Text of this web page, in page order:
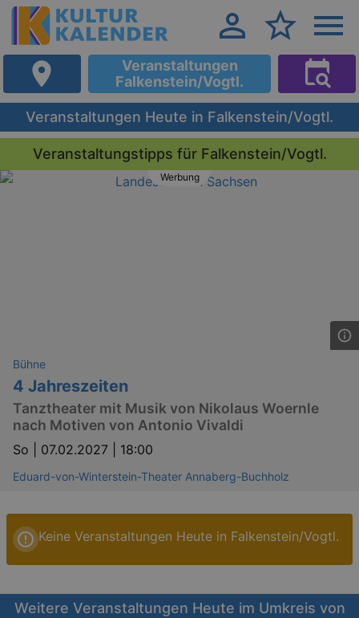
Veranstaltungen
Falkenstein/Vogtl.
Veranstaltungen Heute in Falkenstein/Vogtl.
Veranstaltungstipps für Falkenstein/Vogtl.
Werbung
Bühne
4 Jahreszeiten
Tanztheater mit Musik von Nikolaus Woernle
nach Motiven von Antonio Vivaldi
So | 07.02.2027 | 18:00
Eduard-von-Winterstein-Theater Annaberg-Buchholz
Keine Veranstaltungen Heute in Falkenstein/Vogtl.
Weitere Veranstaltungen Heute im Umkreis von